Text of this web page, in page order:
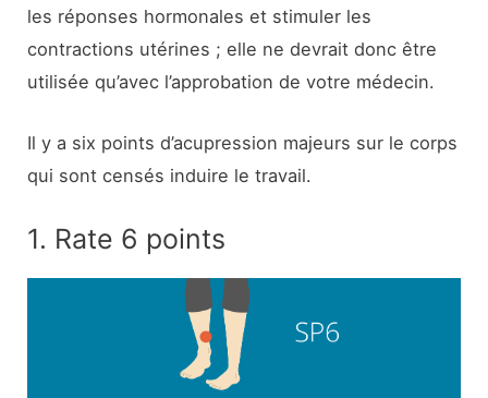
les réponses hormonales et stimuler les
contractions utérines ; elle ne devrait donc être
utilisée qu’avec l’approbation de votre médecin.
Il y a six points d’acupression majeurs sur le corps
qui sont censés induire le travail.
1. Rate 6 points